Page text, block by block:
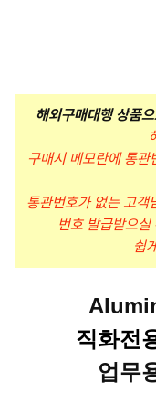
해외구매대행 상품
구매시 메모란에 통
통관번호가 없는 고객
번호 발급받으
쉽
직화전
업무